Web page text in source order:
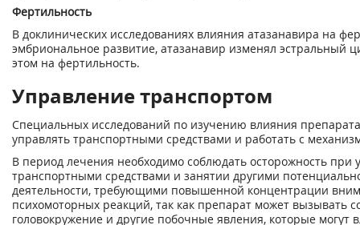
Фертильность
В доклинических исследованиях влияния атазанавира на
эмбриональное развитие, атазанавир изменял эстральный
этом на фертильность.
Управление транспортом
Специальных исследований по изучению влияния
управлять транспортными средствами и работать с
В период лечения необходимо соблюдать осторожность при
транспортными средствами и занятии другими
деятельности, требующими повышенной концентрации
психомоторных реакций, так как препарат может вызывать
головокружение и другие побочные явления, которые могут